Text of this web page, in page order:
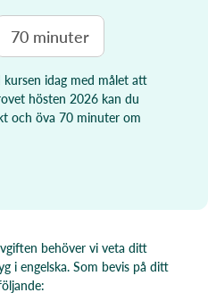
70 minuter
idag med målet att
hösten 2026 kan du
och öva 70 minuter om
behöver vi veta ditt
i engelska. Som bevis på ditt